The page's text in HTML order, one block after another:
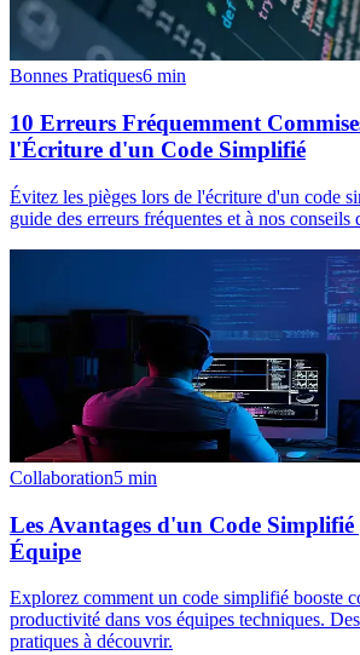
Bonnes Pratiques6 min
10 Erreurs Fréquemment
l'Écriture d'un Code Simplifié
Évitez les pièges lors de l'écriture d'un code
guide des erreurs fréquentes et à nos conseils
Collaboration5 min
Les Avantages d'un Code
Équipe
Explorez comment un code simplifié booste
productivité dans vos équipes techniques.
pratiques à découvrir.